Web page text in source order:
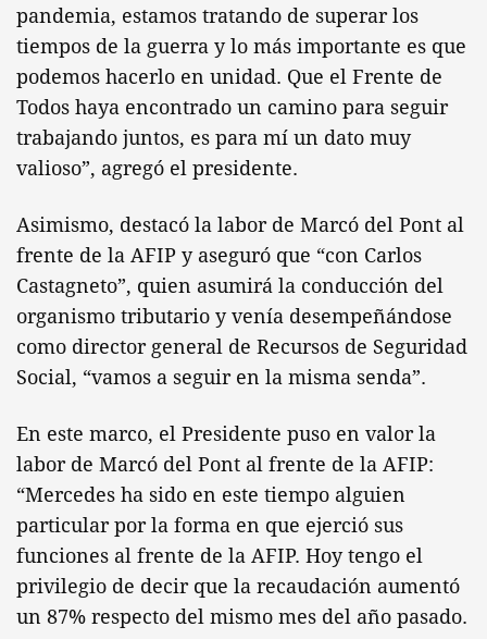
pandemia, estamos tratando de superar los
tiempos de la guerra y lo más importante es que
podemos hacerlo en unidad. Que el Frente de
Todos haya encontrado un camino para seguir
trabajando juntos, es para mí un dato muy
valioso”, agregó el presidente.
Asimismo, destacó la labor de Marcó del Pont al
frente de la AFIP y aseguró que “con Carlos
Castagneto”, quien asumirá la conducción del
organismo tributario y venía desempeñándose
como director general de Recursos de Seguridad
Social, “vamos a seguir en la misma senda”.
En este marco, el Presidente puso en valor la
labor de Marcó del Pont al frente de la AFIP:
“Mercedes ha sido en este tiempo alguien
particular por la forma en que ejerció sus
funciones al frente de la AFIP. Hoy tengo el
privilegio de decir que la recaudación aumentó
un 87% respecto del mismo mes del año pasado.